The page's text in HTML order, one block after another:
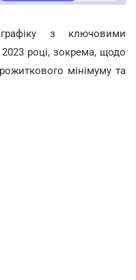
з ключовими
році, зокрема, щодо
мінімуму та